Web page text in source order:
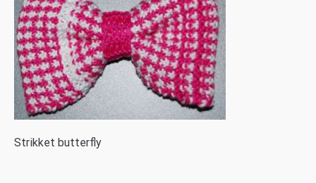
Strikket butterfly